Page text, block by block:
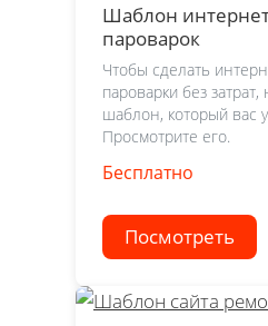
Шаблон
пароварок
Чтобы сделать
пароварки без затрат,
шаблон, который вас
Просмотрите его.
Бесплатно
Посмотреть